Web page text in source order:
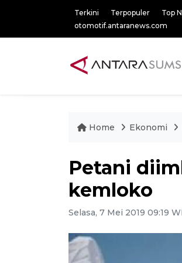
Terkini Terpopuler Top
otomotif.antaranews.com
Home Ekonomi
Petani
kemloko
Selasa, 7 Mei 2019 09:19